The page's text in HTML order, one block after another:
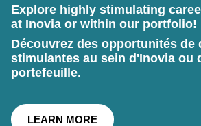
Explore highly stimulating
at Inovia or within our portfolio!
Découvrez des opportunités de
stimulantes au sein d'Inovia ou
portefeuille.
LEARN MORE